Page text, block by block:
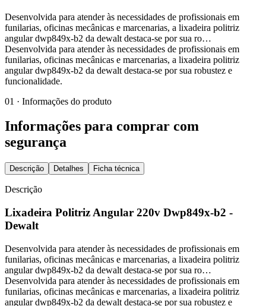
Desenvolvida para atender às necessidades de profissionais em
funilarias, oficinas mecânicas e marcenarias, a lixadeira politriz
angular dwp849x-b2 da dewalt destaca-se por sua ro…
Desenvolvida para atender às necessidades de profissionais em
funilarias, oficinas mecânicas e marcenarias, a lixadeira politriz
angular dwp849x-b2 da dewalt destaca-se por sua robustez e
funcionalidade.
01 · Informações do produto
Informações para comprar com
segurança
Descrição Detalhes Ficha técnica
Descrição
Lixadeira Politriz Angular 220v Dwp849x-b2 -
Dewalt
Desenvolvida para atender às necessidades de profissionais em
funilarias, oficinas mecânicas e marcenarias, a lixadeira politriz
angular dwp849x-b2 da dewalt destaca-se por sua ro…
Desenvolvida para atender às necessidades de profissionais em
funilarias, oficinas mecânicas e marcenarias, a lixadeira politriz
angular dwp849x-b2 da dewalt destaca-se por sua robustez e